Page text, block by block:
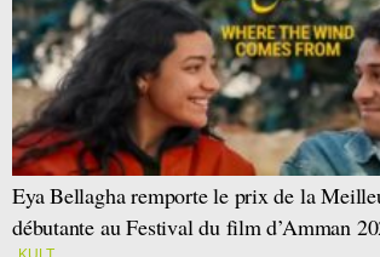
Eya Bellagha remporte le prix de la
débutante au Festival du film d’Amman